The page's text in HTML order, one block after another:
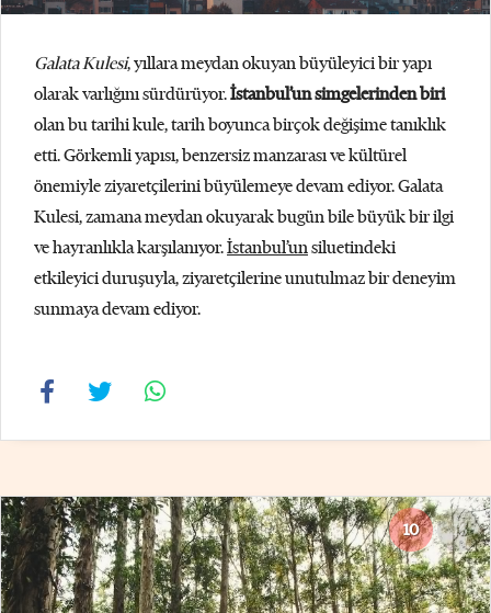
Galata Kulesi, yıllara meydan okuyan büyüleyici bir yapı
olarak varlığını sürdürüyor.İstanbul’un simgelerinden biri
olan bu tarihi kule, tarih boyunca birçok değişime tanıklık
etti. Görkemli yapısı, benzersiz manzarası ve kültürel
önemiyle ziyaretçilerini büyülemeye devam ediyor. Galata
Kulesi, zamana meydan okuyarak bugün bile büyük bir ilgi
ve hayranlıkla karşılanıyor.İstanbul’unsiluetindeki
etkileyici duruşuyla, ziyaretçilerine unutulmaz bir deneyim
sunmaya devam ediyor.
10 16